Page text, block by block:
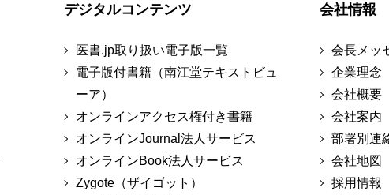
デジタルコンテンツ
医書.jp取り扱い電子版一覧
電子版付書籍（南江堂テキストビュ
ーア）
オンラインアクセス権付き書籍
オンラインJournal法人サービス
オンラインBook法人サービス
Zygote（ザイゴット）
会社情報
会長メッ
企業理念
会社概要
会社案内
部署別連
会社地図
採用情報